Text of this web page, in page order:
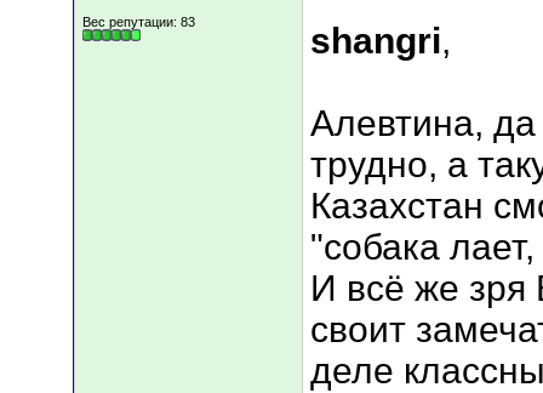
Вес репутации: 83 shangri,
Алевтина,
трудно, а
Казахстан
"собака
И всё же зря
своит
деле